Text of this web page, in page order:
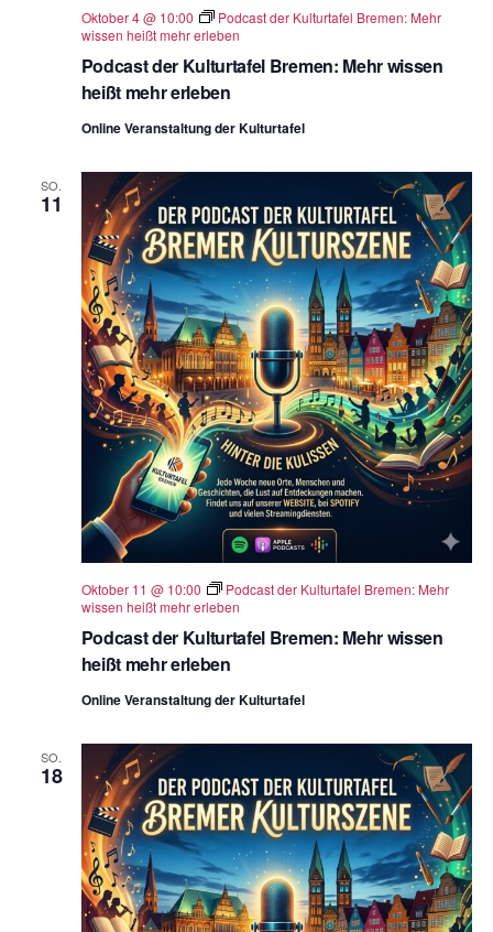
Podcast der Kulturtafel Bremen: Mehr wissen
heißt mehr erleben
Oktober 4 @ 10:00
Podcast der Kulturtafel Bremen: Mehr
wissen heißt mehr erleben
Online Veranstaltung der Kulturtafel
SO.
11
Podcast der Kulturtafel Bremen: Mehr wissen
heißt mehr erleben
Oktober 11 @ 10:00
Podcast der Kulturtafel Bremen: Mehr
wissen heißt mehr erleben
Online Veranstaltung der Kulturtafel
SO.
18